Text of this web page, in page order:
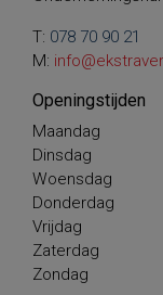
T: 078 70 90 21
M:
Openingstijden
Maandag
Dinsdag
Woensdag
Donderdag
Vrijdag
Zaterdag
Zondag